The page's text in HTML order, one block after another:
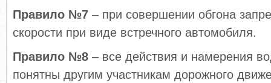
Правило №7 – при совершении обгона
скорости при виде встречного автомобиля.
Правило №8 – все действия и намерения
понятны другим участникам дорожного